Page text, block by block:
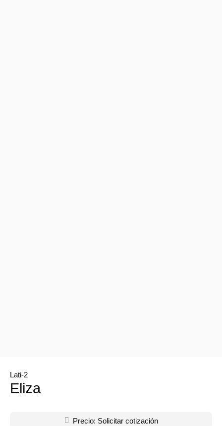
Lati-2
Eliza
 Precio: Solicitar cotización